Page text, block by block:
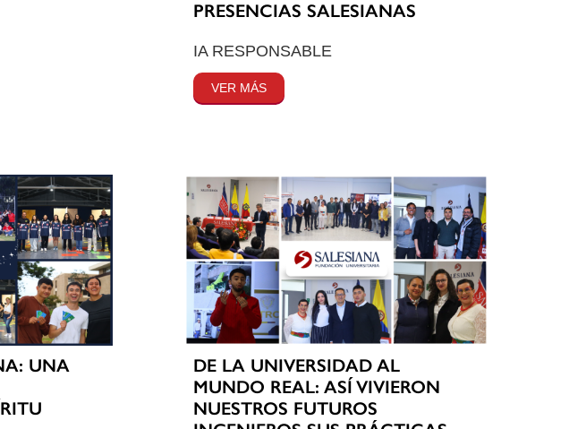
PRESENCIAS SALESIANAS
IA RESPONSABLE
VER MÁS
UNA
DE LA UNIVERSIDAD AL
MUNDO REAL: ASÍ VIVIERON
NUESTROS FUTUROS